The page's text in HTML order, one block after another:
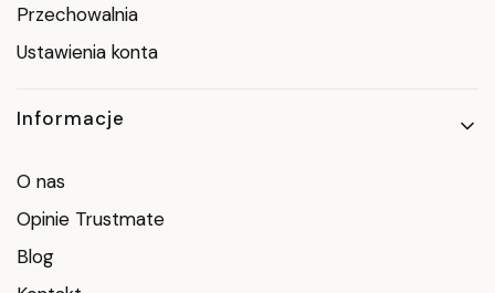
Przechowalnia
Ustawienia konta
Informacje
O nas
Opinie Trustmate
Blog